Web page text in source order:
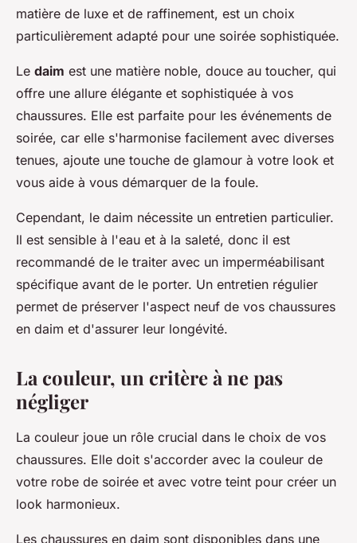
matière de luxe et de raffinement, est un choix
particulièrement adapté pour une soirée sophistiquée.
Le daim est une matière noble, douce au toucher, qui
offre une allure élégante et sophistiquée à vos
chaussures. Elle est parfaite pour les événements de
soirée, car elle s'harmonise facilement avec diverses
tenues, ajoute une touche de glamour à votre look et
vous aide à vous démarquer de la foule.
Cependant, le daim nécessite un entretien particulier.
Il est sensible à l'eau et à la saleté, donc il est
recommandé de le traiter avec un imperméabilisant
spécifique avant de le porter. Un entretien régulier
permet de préserver l'aspect neuf de vos chaussures
en daim et d'assurer leur longévité.
La couleur, un critère à ne pas
négliger
La couleur joue un rôle crucial dans le choix de vos
chaussures. Elle doit s'accorder avec la couleur de
votre robe de soirée et avec votre teint pour créer un
look harmonieux.
Les chaussures en daim sont disponibles dans une